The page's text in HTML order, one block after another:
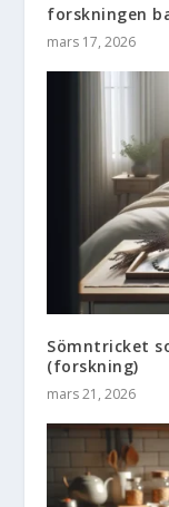
forskningen
mars 17, 2026
Sömntricket
(forskning)
mars 21, 2026